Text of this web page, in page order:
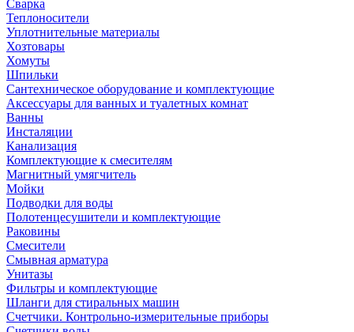
Сварка
Теплоносители
Уплотнительные материалы
Хозтовары
Хомуты
Шпильки
Сантехническое оборудование и комплектующие
Аксессуары для ванных и туалетных комнат
Ванны
Инсталяции
Канализация
Комплектующие к смесителям
Магнитный умягчитель
Мойки
Подводки для воды
Полотенцесушители и комплектующие
Раковины
Смесители
Смывная арматура
Унитазы
Фильтры и комплектующие
Шланги для стиральных машин
Счетчики. Контрольно-измерительные приборы